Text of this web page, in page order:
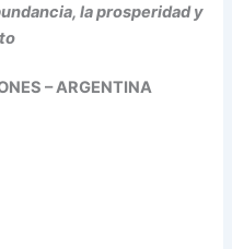
la prosperidad y
– ARGENTINA